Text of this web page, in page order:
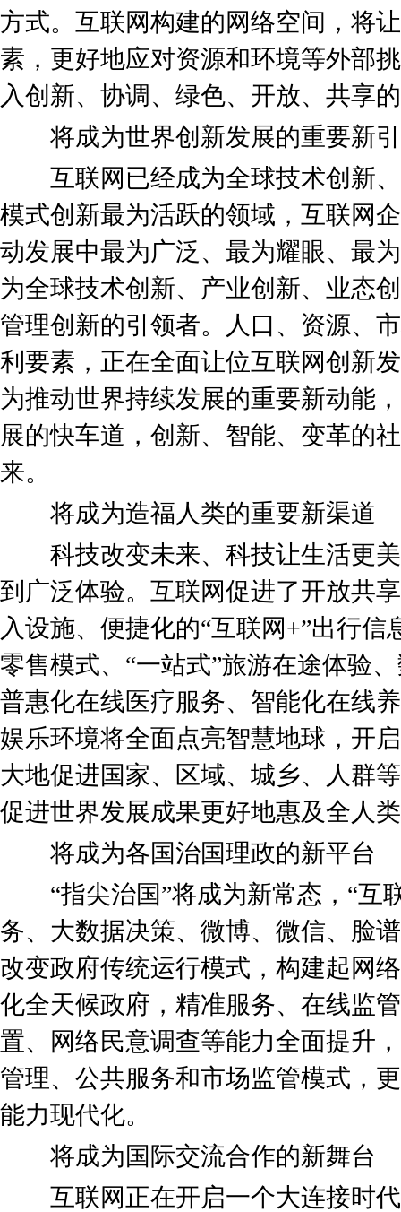
方式。互联网构建的网络空间，将
素，更好地应对资源和环境等外部
入创新、协调、绿色、开放、共享
将成为世界创新发展的重要新
互联网已经成为全球技术创新、
模式创新最为活跃的领域，互联网
动发展中最为广泛、最为耀眼、最
为全球技术创新、产业创新、业态
管理创新的引领者。人口、资源、
利要素，正在全面让位互联网创新
为推动世界持续发展的重要新动能
展的快车道，创新、智能、变革的
来。
将成为造福人类的重要新渠道
科技改变未来、科技让生活更美
到广泛体验。互联网促进了开放共
入设施、便捷化的“互联网+”出行
零售模式、“一站式”旅游在途体验
普惠化在线医疗服务、智能化在线
娱乐环境将全面点亮智慧地球，开
大地促进国家、区域、城乡、人群
促进世界发展成果更好地惠及全人
将成为各国治国理政的新平台
“指尖治国”将成为新常态，“互
务、大数据决策、微博、微信、脸
改变政府传统运行模式，构建起网
化全天候政府，精准服务、在线监
置、网络民意调查等能力全面提升
管理、公共服务和市场监管模式，
能力现代化。
将成为国际交流合作的新舞台
互联网正在开启一个大连接时代